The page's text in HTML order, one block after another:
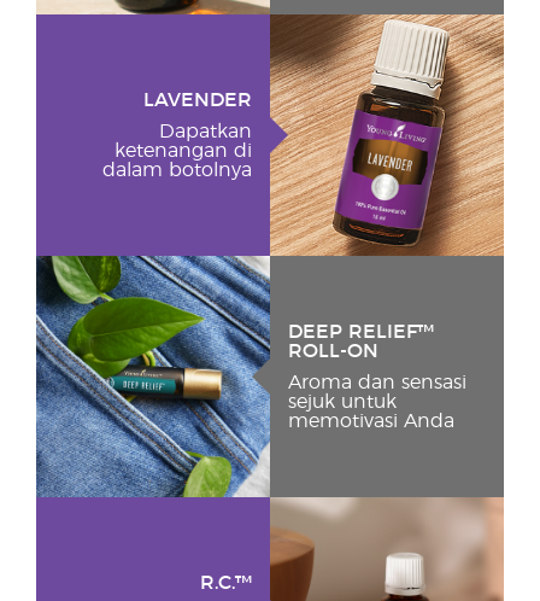
LAVENDER
Dapatkan
ketenangan di
dalam botolnya
DEEP RELIEF™
ROLL-ON
Aroma dan sensasi
sejuk untuk
memotivasi Anda
R.C.™